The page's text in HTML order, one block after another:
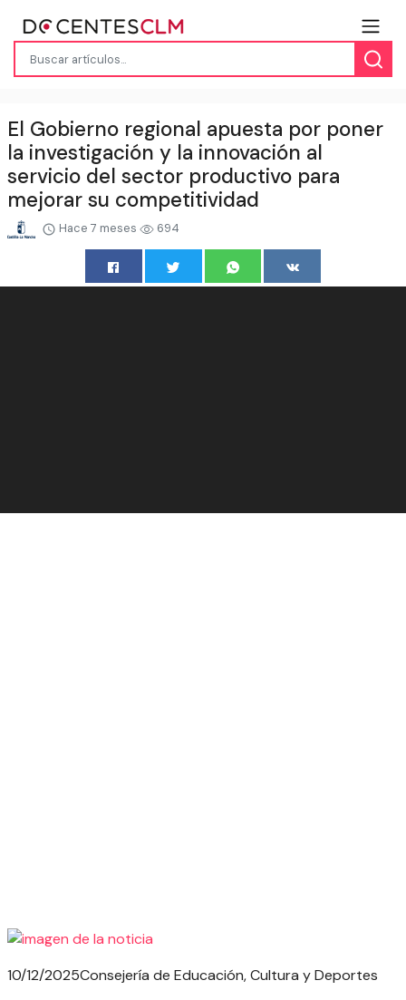
El Gobierno regional apuesta por poner
la investigación y la innovación al
servicio del sector productivo para
mejorar su competitividad
Hace 7 meses 694
10/12/2025Consejería de Educación, Cultura y Deportes